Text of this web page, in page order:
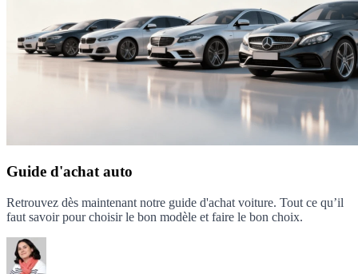
Guide d'achat auto
Retrouvez dès maintenant notre guide d'achat voiture. Tout ce qu’il
faut savoir pour choisir le bon modèle et faire le bon choix.